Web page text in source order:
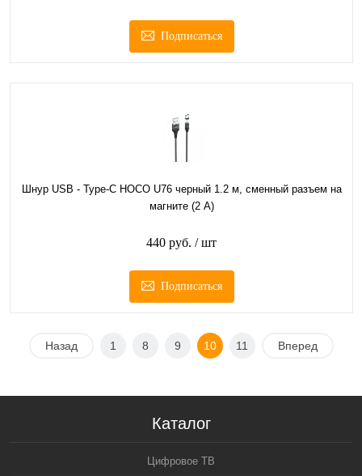
Подписаться
Шнур USB - Type-C HOCO U76 черный 1.2 м, сменный разъем на
магните (2 А)
440 руб. / шт
Подписаться
Назад 1 8 9 10 11 Вперед
Каталог
Цифровое ТВ